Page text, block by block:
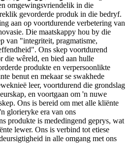
omgewingsvriendelik in die
gevorderde produk in die bedryf.
aan op voortdurende verbetering van
Die maatskappy hou by die
van "integriteit, pragmatisme,
Ons skep voortdurend
die wêreld, en bied aan hulle
produkte en verpersoonlikte
benut en mekaar se swakhede
leer, voortdurend die grondslag
en voortgaan om 'n nuwe
Ons is bereid om met alle kliënte
glorieryke era van ons
produkte is mededingend geprys, wat
lewer. Ons is verbind tot etiese
in alle omgang met ons